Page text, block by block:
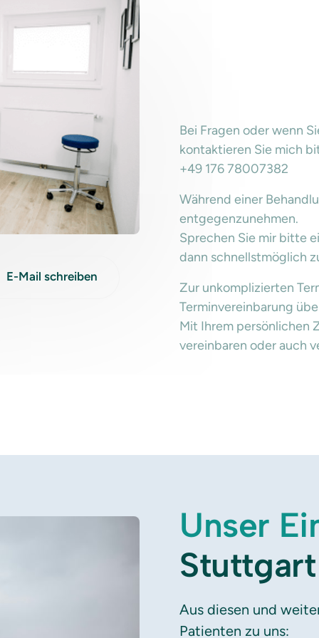
E-Mail schreiben
Bei Fragen oder wenn
kontaktieren Sie mich
+49 176 78007382
Während einer
entgegenzunehmen.
Sprechen Sie mir bitte
dann schnellstmöglich
Zur unkomplizierten
Terminvereinbarung
Mit Ihrem persönlichen
vereinbaren oder auch
Unser
Aus diesen und
Patienten zu uns: